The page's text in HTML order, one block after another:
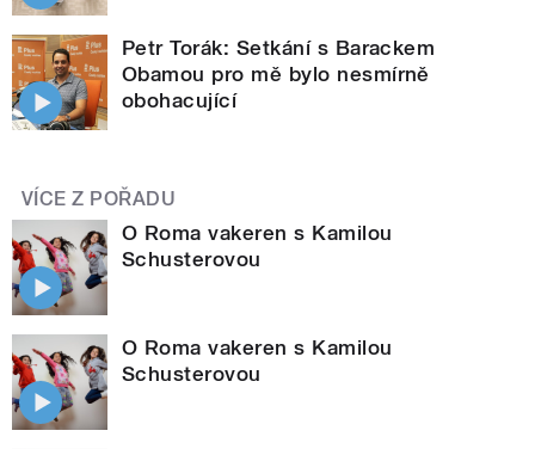
Petr Torák: Setkání s Barackem
Obamou pro mě bylo nesmírně
obohacující
VÍCE Z POŘADU
O Roma vakeren s Kamilou
Schusterovou
O Roma vakeren s Kamilou
Schusterovou